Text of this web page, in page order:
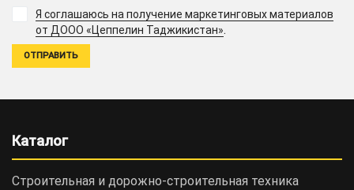
Я соглашаюсь на получение маркетинговых материалов
от ДООО «Цеппелин Таджикистан».
Каталог
Строительная и дорожно-cтроительная техника